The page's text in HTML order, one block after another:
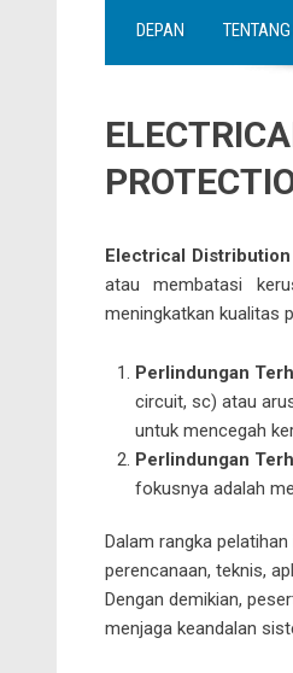
DEPAN
Electrical
atau membatasi
meningkatkan kualitas
Perlindungan
circuit, sc) atau
untuk mencegah
Perlindungan
fokusnya adalah
Dalam rangka
perencanaan, teknis,
Dengan demikian,
menjaga keandalan